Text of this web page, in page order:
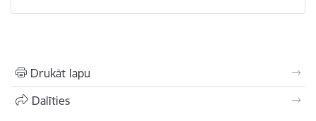
Drukāt lapu
Dalīties